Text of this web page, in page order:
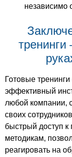
независимо
тренинги
Готовые
эффективный
любой компании,
своих
быстрый доступ
методикам,
реагировать на